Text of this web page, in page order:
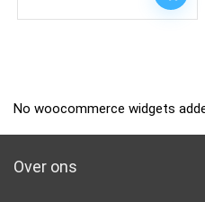
No woocommerce widgets
Over ons